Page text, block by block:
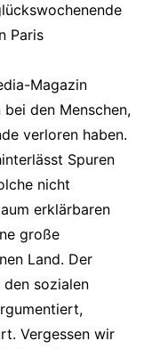
Paris
Magazin
den Menschen,
verloren haben.
Spuren
nicht
erklärbaren
große
Land. Der
sozialen
Vergessen wir